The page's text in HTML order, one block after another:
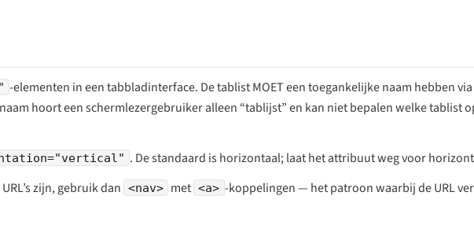
-elementen in een tabblad­interface. De tablist MOET een toegankelijke naam hebben via
hoort een schermlezergebruiker alleen “tablijst” en kan niet bepalen welke tablist
. De standaard is horizontaal; laat het attribuut weg voor
zijn, gebruik dan <nav> met <a> -koppelingen — het patroon waarbij de URL